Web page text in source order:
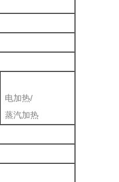
电加热/
蒸汽加热